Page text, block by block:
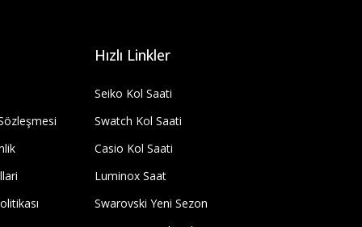
Hızlı Linkler
Seiko Kol Saati
Swatch Kol Saati
Casio Kol Saati
Luminox Saat
Swarovski Yeni Sezon